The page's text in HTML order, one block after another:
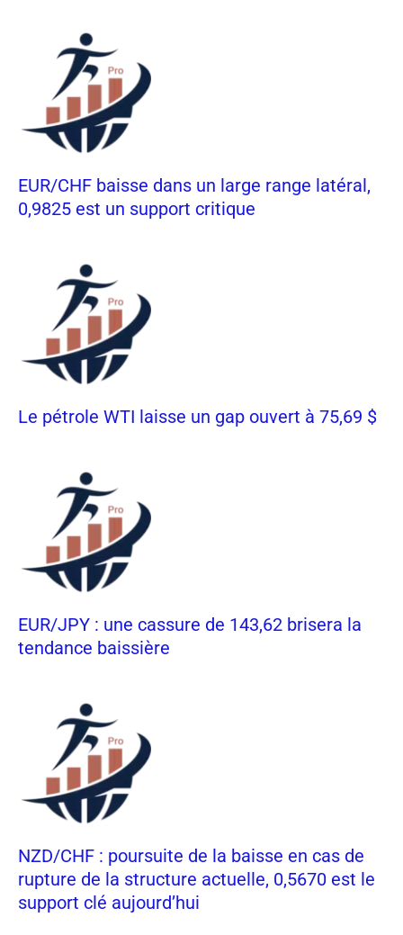
EUR/CHF baisse dans un large range latéral,
0,9825 est un support critique
Le pétrole WTI laisse un gap ouvert à 75,69 $
EUR/JPY : une cassure de 143,62 brisera la
tendance baissière
NZD/CHF : poursuite de la baisse en cas de
rupture de la structure actuelle, 0,5670 est le
support clé aujourd’hui